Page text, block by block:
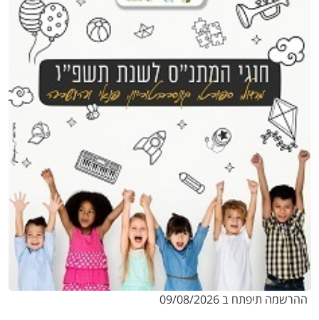
ההרשמה תיפתח ב 09/08/2026